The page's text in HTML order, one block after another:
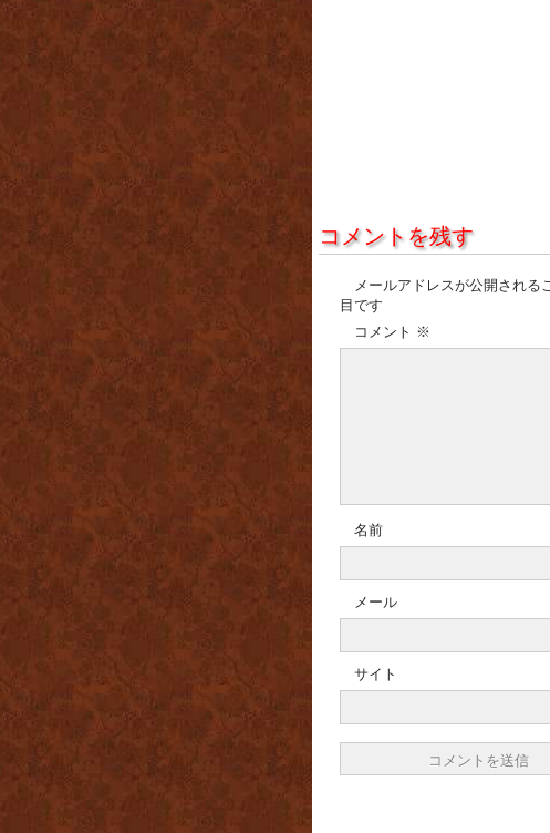
コメントを残す
メールアドレスが公開される
目です
コメント ※
名前
メール
サイト